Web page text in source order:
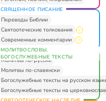
СВЯЩЕННОЕ ПИСАНИЕ
Переводы Библии
Святоотеческие толкования
Современные комментарии
МОЛИТВОСЛОВЫ.
БОГОСЛУЖЕБНЫЕ ТЕКСТЫ
Молитвы по-русски
Молитвы по-славянски
Богослужебные тексты на русском
Богослужебные тексты на